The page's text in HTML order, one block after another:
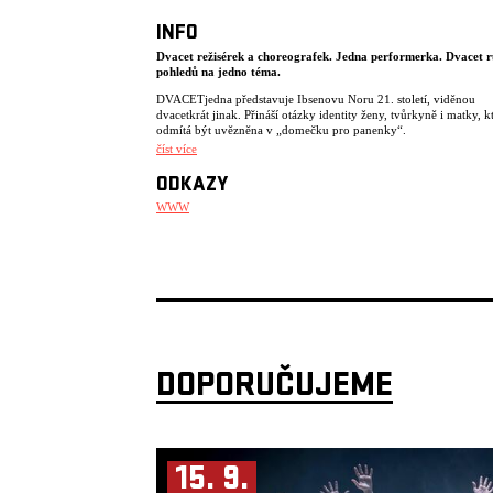
INFO
Dvacet režisérek a choreografek. Jedna performerka. Dvacet
pohledů na jedno téma.
DVACETjedna představuje Ibsenovu Noru 21. století, viděnou
dvacetkrát jinak. Přináší otázky identity ženy, tvůrkyně i matky,
odmítá být uvězněna v „domečku pro panenky“.
Režisérky z Prahy, Nairobi i Ukrajiny vnášejí do postavy vlastní
rezonuje v jejich kulturním prostředí a umělecké praxi.
Výchozím bodem jsou omezení, která ženy v tvorbě často
Režie: Aminata Keita (CZ), Barbara Herz (CZ), Darina Alster
Ester Kamba (KEN), Janka Ryšánek Schmiedtová (CZ), Julia
Soňa Ferienčíková (SK), Veronika Kos Loulová (CZ), Yuliia
(UA).
číst více
ODKAZY
WWW
DOPORUČUJEME
15. 9.